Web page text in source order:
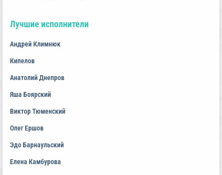
Лучшие исполнители
Андрей Климнюк
Кипелов
Анатолий Днепров
Яша Боярский
Виктор Тюменский
Олег Ершов
Эдо Барнаульский
Елена Камбурова